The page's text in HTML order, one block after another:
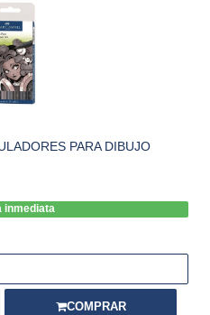
PARA DIBUJO
inmediata
COMPRAR